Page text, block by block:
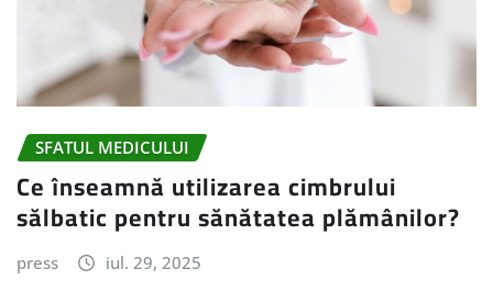
SFATUL MEDICULUI
Ce înseamnă utilizarea cimbrului
sălbatic pentru sănătatea plămânilor?
press iul. 29, 2025